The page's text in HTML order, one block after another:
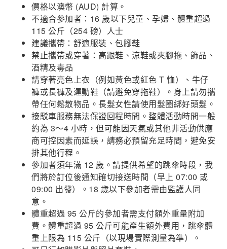
價格以澳幣 (AUD) 計算。
不適合參加者：16 歲以下兒童、孕婦、體重超過
115 公斤（254 磅）人士
建議攜帶：舒適服裝、包腳鞋
禁止攜帶或穿著：高跟鞋、涼鞋或夾腳拖、飾品、
酒精及毒品
請穿著亮色上衣（例如黃色或紅色 T 恤）、牛仔
褲或長褲及運動鞋（請避免穿拖鞋）。身上請勿攜
帶任何鬆散物品。長髮女性請使用髮圈綁好頭髮。
接駁車服務無法保證回程時間。整體活動時間一般
約為 3～4 小時，但可能因天氣或其他非活動供應
商可控因素而延誤，請務必預留充足時間，避免安
排其他行程。
參加者須年滿 12 歲。請提供希望的跳傘時段，我
們將於訂位後通知確切接送時間（早上 07:00 或
09:00 出發）。18 歲以下參加者需由監護人同
意。
體重超過 95 公斤的參加者需支付額外重量附加
費。體重超過 95 公斤可能產生額外費用，跳傘體
重上限為 115 公斤（以現場實際測量為準）。